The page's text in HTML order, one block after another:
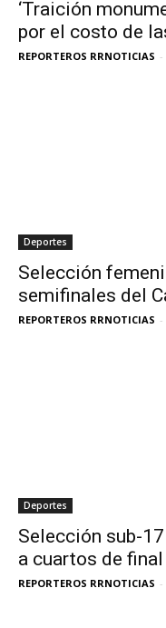
‘Traición
por el costo de
REPORTEROS RRNOTICIAS -
Deportes
Selección
semifinales del
REPORTEROS RRNOTICIAS -
Deportes
Selección sub-
a cuartos de
REPORTEROS RRNOTICIAS -